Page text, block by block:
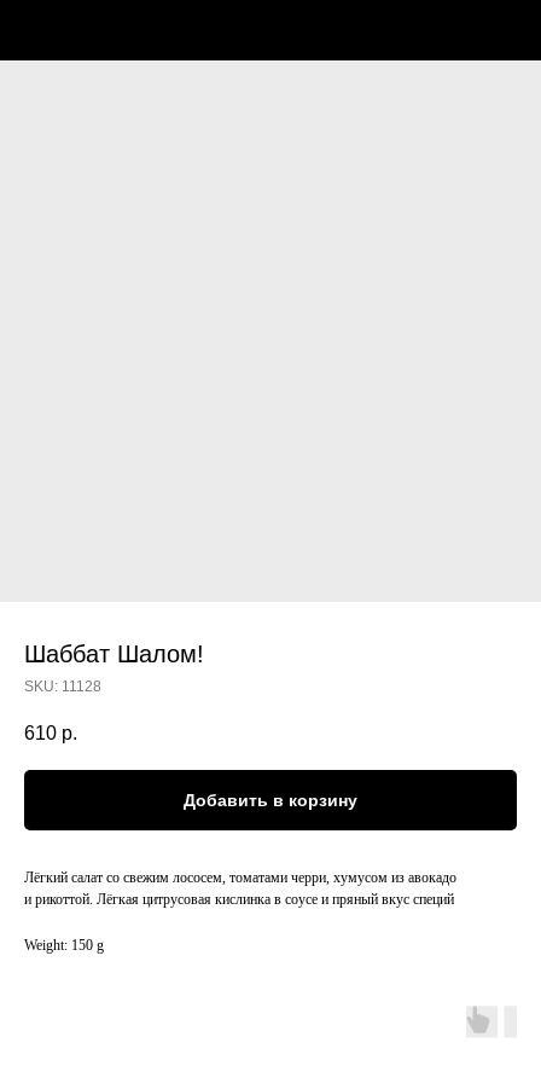
Шаббат Шалом!
SKU: 11128
610 р.
Добавить в корзину
Лёгкий салат со свежим лососем, томатами черри, хумусом из авокадо
и рикоттой. Лёгкая цитрусовая кислинка в соусе и пряный вкус специй
Weight: 150 g